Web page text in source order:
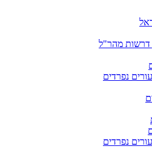
דרשות מהר"ל
נפרדים
נפרדים